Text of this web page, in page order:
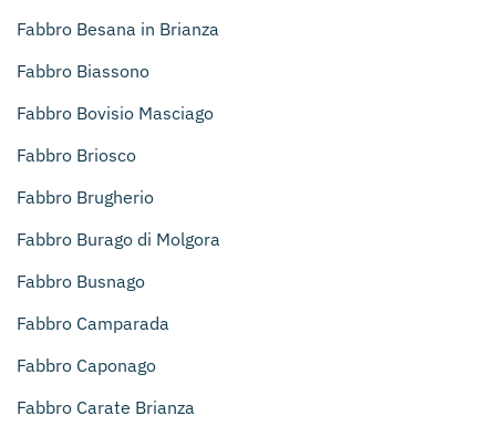
Fabbro Besana in Brianza
Fabbro Biassono
Fabbro Bovisio Masciago
Fabbro Briosco
Fabbro Brugherio
Fabbro Burago di Molgora
Fabbro Busnago
Fabbro Camparada
Fabbro Caponago
Fabbro Carate Brianza